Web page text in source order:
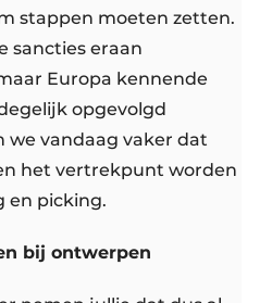
stappen moeten zetten.
sancties eraan
Europa kennende
opgevolgd
we vandaag vaker dat
het vertrekpunt worden
en picking.
bij ontwerpen